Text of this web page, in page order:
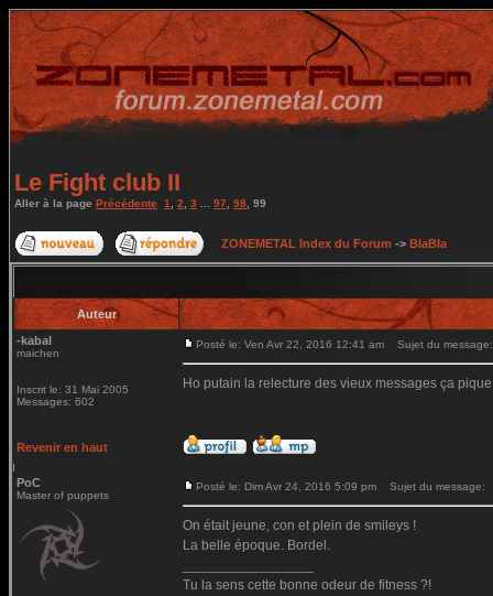
Le Fight club II
Aller à la page Précédente 1 2 3 97 98 99
ZONEMETAL Index du Forum -> BlaBla
Auteur
-kabal
maichen
Inscrit le: 31 Mai 2005
Messages: 602
Posté le: Ven Avr 22, 2016 12:41 am Sujet du message:
Ho putain la relecture des vieux messages ça
Revenir en haut
PoC
Master of puppets
Posté le: Dim Avr 24, 2016 5:09 pm Sujet du message:
On était jeune, con et plein de smileys !
La belle époque. Bordel.
Tu la sens cette bonne odeur de fitness ?!